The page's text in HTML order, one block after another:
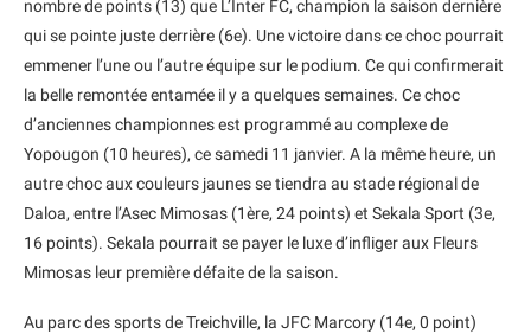
nombre de points (13) que L’Inter FC, champion la saison dernière
qui se pointe juste derrière (6e). Une victoire dans ce choc pourrait
emmener l’une ou l’autre équipe sur le podium. Ce qui confirmerait
la belle remontée entamée il y a quelques semaines. Ce choc
d’anciennes championnes est programmé au complexe de
Yopougon (10 heures), ce samedi 11 janvier. A la même heure, un
autre choc aux couleurs jaunes se tiendra au stade régional de
Daloa, entre l’Asec Mimosas (1ère, 24 points) et Sekala Sport (3e,
16 points). Sekala pourrait se payer le luxe d’infliger aux Fleurs
Mimosas leur première défaite de la saison.
Au parc des sports de Treichville, la JFC Marcory (14e, 0 point)